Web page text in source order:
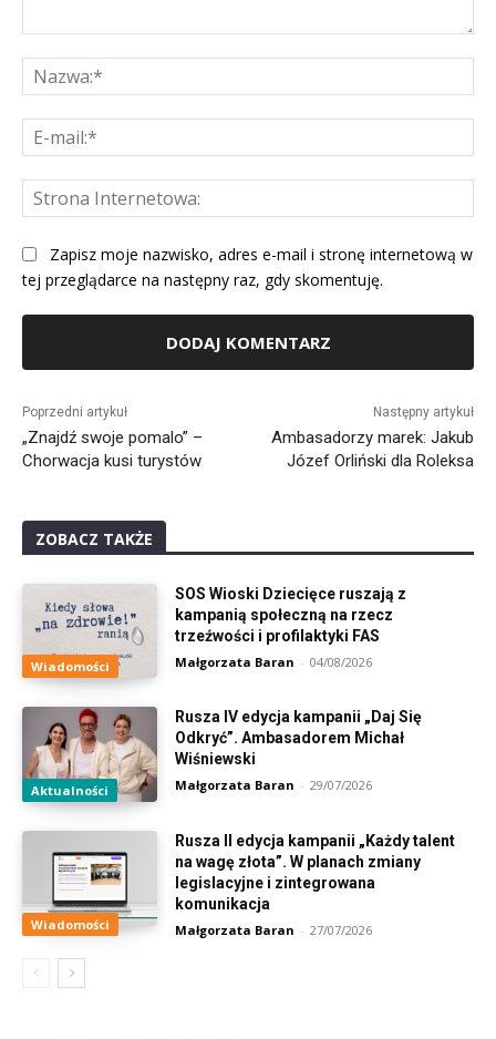
Zapisz moje nazwisko, adres e-mail i stronę internetową w
tej przeglądarce na następny raz, gdy skomentuję.
Poprzedni artykuł
„Znajdź swoje pomalo” –
Chorwacja kusi turystów
Następny artykuł
Ambasadorzy marek: Jakub
Józef Orliński dla Roleksa
ZOBACZ TAKŻE
Wiadomości
SOS Wioski Dziecięce ruszają z
kampanią społeczną na rzecz
trzeźwości i profilaktyki FAS
Małgorzata Baran - 04/08/2026
Aktualności
Rusza IV edycja kampanii „Daj Się
Odkryć”. Ambasadorem Michał
Wiśniewski
Małgorzata Baran - 29/07/2026
Wiadomości
Rusza II edycja kampanii „Każdy talent
na wagę złota”. W planach zmiany
legislacyjne i zintegrowana
komunikacja
Małgorzata Baran - 27/07/2026